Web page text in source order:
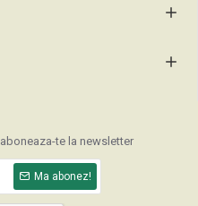
te la newsletter
Ma abonez!